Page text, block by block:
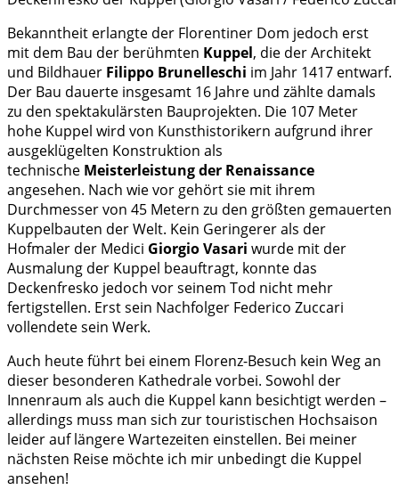
Bekanntheit erlangte der Florentiner Dom jedoch erst
mit dem Bau der berühmten Kuppel, die der Architekt
und Bildhauer Filippo Brunelleschi im Jahr 1417 entwarf.
Der Bau dauerte insgesamt 16 Jahre und zählte damals
zu den spektakulärsten Bauprojekten. Die 107 Meter
hohe Kuppel wird von Kunsthistorikern aufgrund ihrer
ausgeklügelten Konstruktion als
technische Meisterleistung der Renaissance
angesehen. Nach wie vor gehört sie mit ihrem
Durchmesser von 45 Metern zu den größten gemauerten
Kuppelbauten der Welt. Kein Geringerer als der
Hofmaler der Medici Giorgio Vasari wurde mit der
Ausmalung der Kuppel beauftragt, konnte das
Deckenfresko jedoch vor seinem Tod nicht mehr
fertigstellen. Erst sein Nachfolger Federico Zuccari
vollendete sein Werk.
Auch heute führt bei einem Florenz-Besuch kein Weg an
dieser besonderen Kathedrale vorbei. Sowohl der
Innenraum als auch die Kuppel kann besichtigt werden –
allerdings muss man sich zur touristischen Hochsaison
leider auf längere Wartezeiten einstellen. Bei meiner
nächsten Reise möchte ich mir unbedingt die Kuppel
ansehen!